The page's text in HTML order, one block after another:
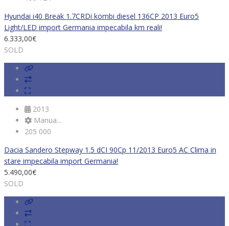
Hyundai i40 Break 1.7CRDi kombi diesel 136CP 2013 Euro5
Light/LED import Germania impecabila km reali!
6.333,00€
SOLD
2013
Manua...
205 000
Dacia Sandero Stepway 1.5 dCI 90Cp 11/2013 Euro5 AC Clima in
stare impecabila import Germania!
5.490,00€
SOLD